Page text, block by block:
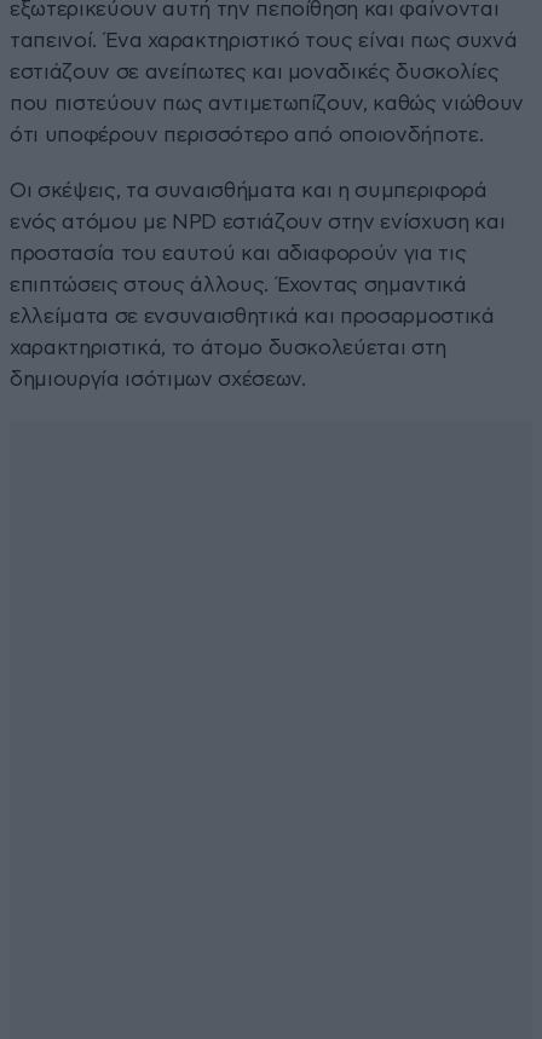
εξωτερικεύουν αυτή την πεποίθηση και φαίνονται
ταπεινοί. Ένα χαρακτηριστικό τους είναι πως συχνά
εστιάζουν σε ανείπωτες και μοναδικές δυσκολίες
που πιστεύουν πως αντιμετωπίζουν, καθώς νιώθουν
ότι υποφέρουν περισσότερο από οποιονδήποτε.
Οι σκέψεις, τα συναισθήματα και η συμπεριφορά
ενός ατόμου με NPD εστιάζουν στην ενίσχυση και
προστασία του εαυτού και αδιαφορούν για τις
επιπτώσεις στους άλλους. Έχοντας σημαντικά
ελλείματα σε ενσυναισθητικά και προσαρμοστικά
χαρακτηριστικά, το άτομο δυσκολεύεται στη
δημιουργία ισότιμων σχέσεων.